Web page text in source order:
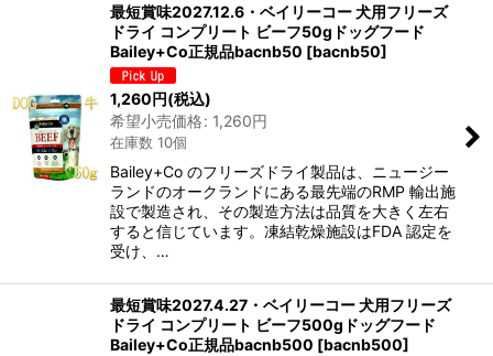
最短賞味2027.12.6・ベイリーコー 犬用フリーズ
ドライ コンプリート ビーフ50gドッグフード
Bailey+Co正規品bacnb50 [bacnb50]
1,260 円(税込)
希望小売価格: 1,260円
在庫数 10個
Bailey+Co のフリーズドライ製品は、ニュージー
ランドのオークランドにある最先端のRMP 輸出施
設で製造され、その製造方法は品質を大きく左右
すると信じています。凍結乾燥施設はFDA 認定を
受け、…
最短賞味2027.4.27・ベイリーコー 犬用フリーズ
ドライ コンプリート ビーフ500gドッグフード
Bailey+Co正規品bacnb500 [bacnb500]